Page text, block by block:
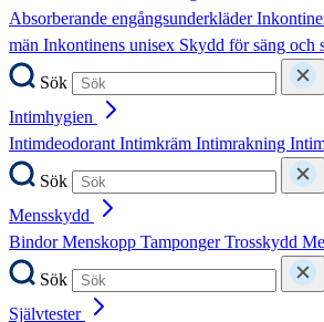
Absorberande engångsunderkläder
män Inkontinens unisex Skydd för säng och
Sök
Intimhygien
IntimdeodorantIntimkräm Intimrakning
Sök
Mensskydd
BindorMenskopp TampongerTrosskydd
Sök
Självtester